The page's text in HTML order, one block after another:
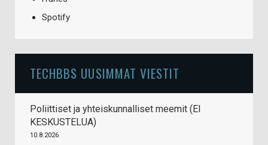
Spotify
TECHBBS UUSIMMAT VIESTIT
Poliittiset ja yhteiskunnalliset meemit (EI
KESKUSTELUA)
10.8.2026